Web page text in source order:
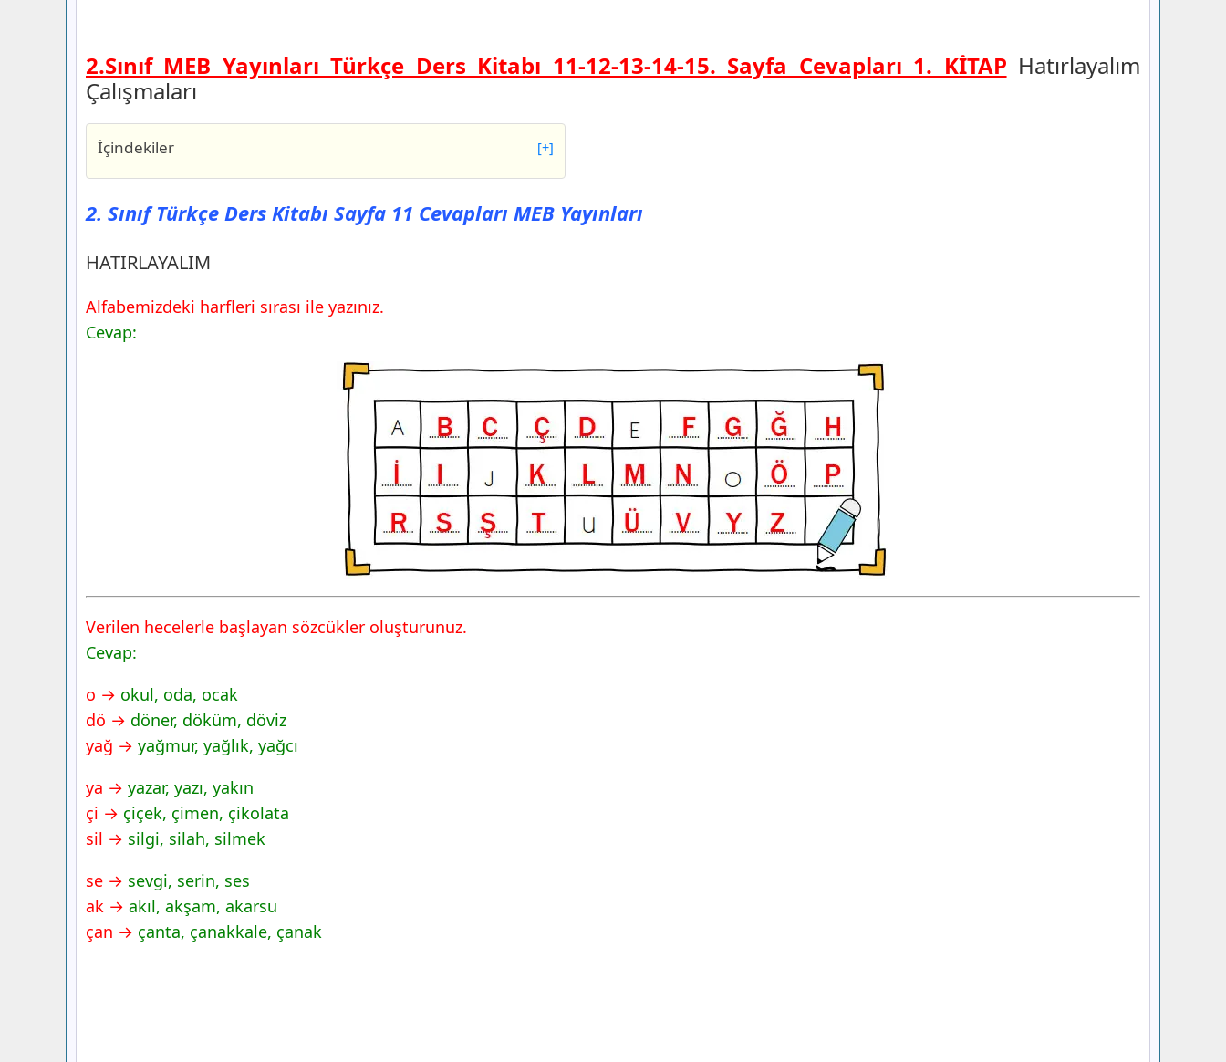
2.Sınıf MEB Yayınları Türkçe Ders Kitabı 11-12-13-14-15. Sayfa Cevapları 1. KİTAP Hatırlayalım
Çalışmaları
İçindekiler [+]
2. Sınıf Türkçe Ders Kitabı Sayfa 11 Cevapları MEB Yayınları
HATIRLAYALIM
2. Sınıf Türkçe Ders Kitabı Sayfa 12 Cevapları MEB Yayınları
2. Sınıf Türkçe Ders Kitabı Sayfa 13 Cevapları MEB Yayınları
2. Sınıf Türkçe Ders Kitabı Sayfa 15 Cevapları MEB Yayınları
2. Sınıf Türkçe Ders Kitabı Sayfa 11 Cevapları MEB Yayınları
HATIRLAYALIM
Alfabemizdeki harfleri sırası ile yazınız.
Cevap:
Verilen hecelerle başlayan sözcükler oluşturunuz.
Cevap:
o → okul, oda, ocak
dö → döner, döküm, döviz
yağ → yağmur, yağlık, yağcı
ya → yazar, yazı, yakın
çi → çiçek, çimen, çikolata
sil → silgi, silah, silmek
se → sevgi, serin, ses
ak → akıl, akşam, akarsu
çan → çanta, çanakkale, çanak